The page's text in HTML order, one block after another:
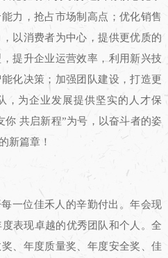
力，抢占市场制高点；优化销售
以消费者为中心，提供更优质的
提升企业运营效率，利用新兴技
化决策；加强团队建设，打造更
，为企业发展提供坚实的人才保
你 共启新程”为号，以奋斗者的姿
新篇章！
一位佳禾人的辛勤付出。年会现
表现卓越的优秀团队和个人。全
、年度质量奖、年度安全奖、佳